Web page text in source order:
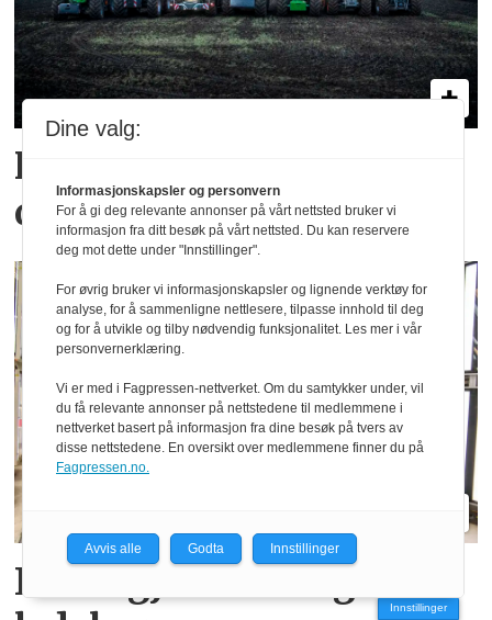
Hvilke merker er størst i
ditt fylke?
Fendt gjør endringer i
Innstillinger
Dine valg:
Informasjonskapsler og personvern
For å gi deg relevante annonser på vårt nettsted bruker vi
informasjon fra ditt besøk på vårt nettsted. Du kan reservere
deg mot dette under "Innstillinger".
For øvrig bruker vi informasjonskapsler og lignende verktøy for
analyse, for å sammenligne nettlesere, tilpasse innhold til deg
og for å utvikle og tilby nødvendig funksjonalitet. Les mer i vår
personvernerklæring.
Vi er med i Fagpressen-nettverket. Om du samtykker under, vil
du få relevante annonser på nettstedene til medlemmene i
nettverket basert på informasjon fra dine besøk på tvers av
disse nettstedene. En oversikt over medlemmene finner du på
Fagpressen.no.
Avvis alle Godta Innstillinger